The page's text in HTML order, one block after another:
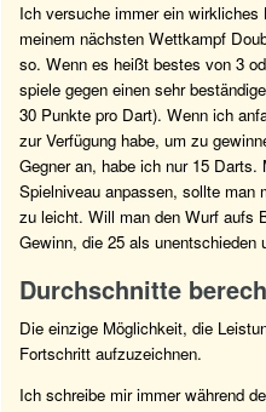
Ich versuche immer ein
meinem nächsten Wettkampf
so. Wenn es heißt bestes von 3
spiele gegen einen sehr
30 Punkte pro Dart). Wenn ich
zur Verfügung habe, um zu
Gegner an, habe ich nur 15
Spielniveau anpassen, sollte man
zu leicht. Will man den Wurf aufs
Gewinn, die 25 als unentschieden
Durchschnitte
Die einzige Möglichkeit, die
Fortschritt aufzuzeichnen.
Ich schreibe mir immer während